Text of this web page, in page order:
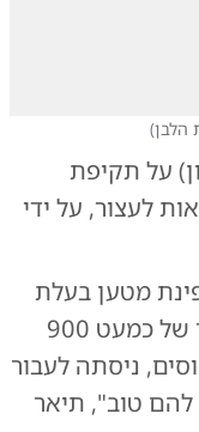
הלבן)
על תקיפת
לעצור, על ידי
מטען בעלת
דגל איראני בשם TOUSKA, באורך של כמעט 900
ניסתה לעבור
להם טוב", תיאר